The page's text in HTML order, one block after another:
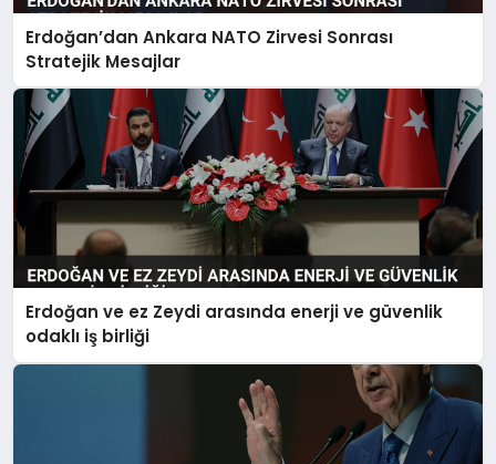
MAGAZIN
SAĞLIK
SIYASET
SPOR
TEKNOLOJI
Erdoğan’dan Ankara NATO Zirvesi Sonrası
Stratejik Mesajlar
Erdoğan ve ez Zeydi arasında enerji ve güvenlik
odaklı iş birliği